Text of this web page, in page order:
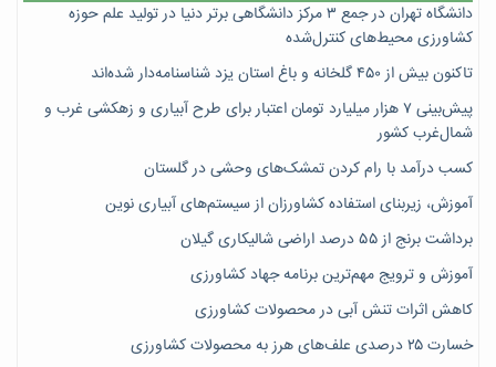
دانشگاه تهران در جمع ۳ مرکز دانشگاهی برتر دنیا در تولید علم حوزه
کشاورزی محیط‌های کنترل‌شده
تاکنون بیش از ۴۵۰ گلخانه و باغ استان یزد شناسنامه‌دار شده‌اند
پیش‌بینی ۷‌ هزار میلیارد تومان اعتبار برای طرح آبیاری و زهکشی غرب و
شمال‌غرب کشور
کسب درآمد با رام کردن تمشک‌های وحشی در گلستان
آموزش، زیربنای استفاده کشاورزان از سیستم‌های آبیاری نوین
برداشت برنج از ۵۵ درصد اراضی شالیکاری گیلان
آموزش و ترویج مهم‌ترین برنامه جهاد کشاورزی
کاهش اثرات تنش آبی در محصولات کشاورزی
خسارت ۲۵ درصدی علف‌های هرز به محصولات کشاورزی